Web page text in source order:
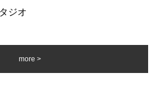
ジオ
more